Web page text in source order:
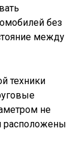
без
между
техники
не
расположены